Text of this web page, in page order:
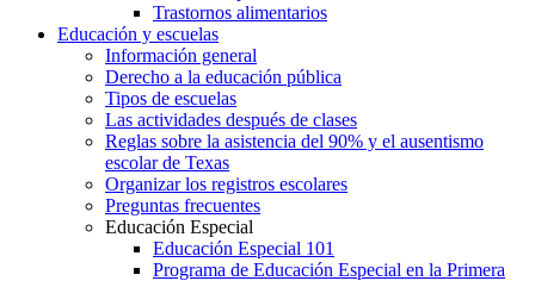
Trastornos alimentarios
Educación y escuelas
Información general
Derecho a la educación pública
Tipos de escuelas
Las actividades después de clases
Reglas sobre la asistencia del 90% y el ausentismo
escolar de Texas
Organizar los registros escolares
Preguntas frecuentes
Educación Especial
Educación Especial 101
Programa de Educación Especial en la Primera